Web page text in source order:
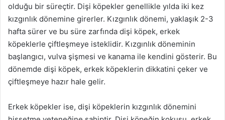
olduğu bir süreçtir. Dişi köpekler genellikle yılda iki kez
kızgınlık dönemine girerler. Kızgınlık dönemi, yaklaşık 2-3
hafta sürer ve bu süre zarfında dişi köpek, erkek
köpeklerle çiftleşmeye isteklidir. Kızgınlık döneminin
başlangıcı, vulva şişmesi ve kanama ile kendini gösterir. Bu
dönemde dişi köpek, erkek köpeklerin dikkatini çeker ve
çiftleşmeye hazır hale gelir.
Erkek köpekler ise, dişi köpeklerin kızgınlık dönemini